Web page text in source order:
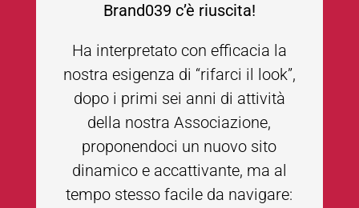
Brand039 c’è riuscita!
Ha interpretato con efficacia la
nostra esigenza di “rifarci il look”,
dopo i primi sei anni di attività
della nostra Associazione,
proponendoci un nuovo sito
dinamico e accattivante, ma al
tempo stesso facile da navigare: